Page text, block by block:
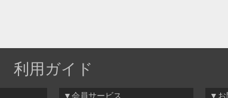
利用ガイド
▼会員サービス ▼お